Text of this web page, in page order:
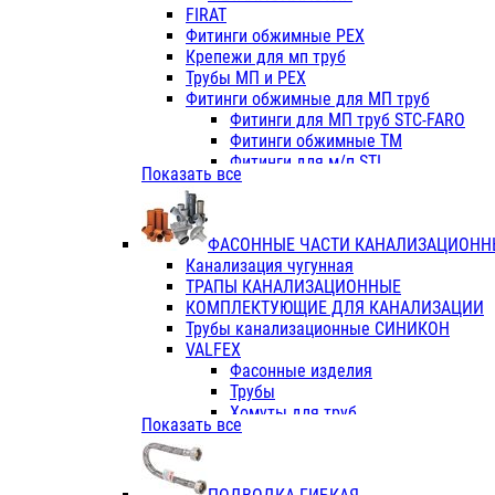
Фитинги ПП белые
Фитинги ПП белые
Фитинги ППс металл.белые
VALFEX
Трубы PE-RT
Трубы ПП водопровод белые
Трубы ПП водопровод серые
Трубы армированные
Трубы армированные
Фитинги с металл. серые
Фитинги ПП (серые)
Фитинги ПП белые
Краны
Фитинги ПП (белые)
Фитинги ПП с металлом белые
ПК КОНТУР
Краны полипропиленовые
Трубы полипропиленивые
FIRAT
Фитинги обжимные PEX
Крепежи для мп труб
Трубы МП и PEX
Фитинги обжимные для МП труб
Фитинги для МП труб STC-FARO
Фитинги обжимные ТМ
Фитинги для м/п STI
Фитинги для МП труб TITAN
TK
VALFEX
Показать все
ФАСОННЫЕ ЧАСТИ
Канализация чугунная
ТРАПЫ КАНАЛИЗАЦИОННЫЕ
КОМПЛЕКТУЮЩИЕ ДЛЯ КАНАЛИЗАЦИИ
Трубы канализационные СИНИКОН
VALFEX
Фасонные изделия
Трубы
Хомуты для труб
ПВХ (стройполимер)
Показать все